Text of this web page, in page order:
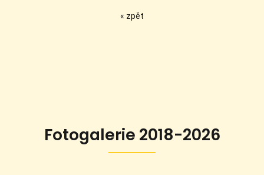
« zpět
Fotogalerie 2018-2026